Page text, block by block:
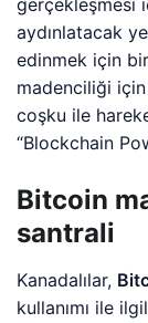
gerçekleşmesi
aydınlatacak
edinmek için
madenciliği
coşku ile
“Blockchain
Bitcoin
santrali
Kanadalılar,
kullanımı ile